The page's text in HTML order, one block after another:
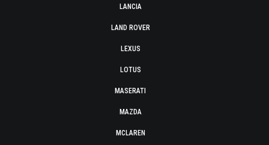
LANCIA
LAND ROVER
LEXUS
LOTUS
MASERATI
MAZDA
MCLAREN